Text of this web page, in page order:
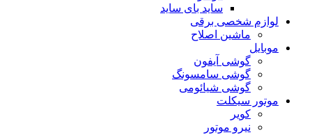
ساید بای ساید
لوازم شخصی برقی
ماشین اصلاح
موبایل
گوشی آیفون
گوشی سامسونگ
گوشی شیائومی
موتور سیکلت
کویر
نیرو موتور